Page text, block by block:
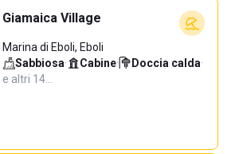
Giamaica Village
Marina di Eboli, Eboli
Sabbiosa· Cabine· Doccia calda·
e altri 14…